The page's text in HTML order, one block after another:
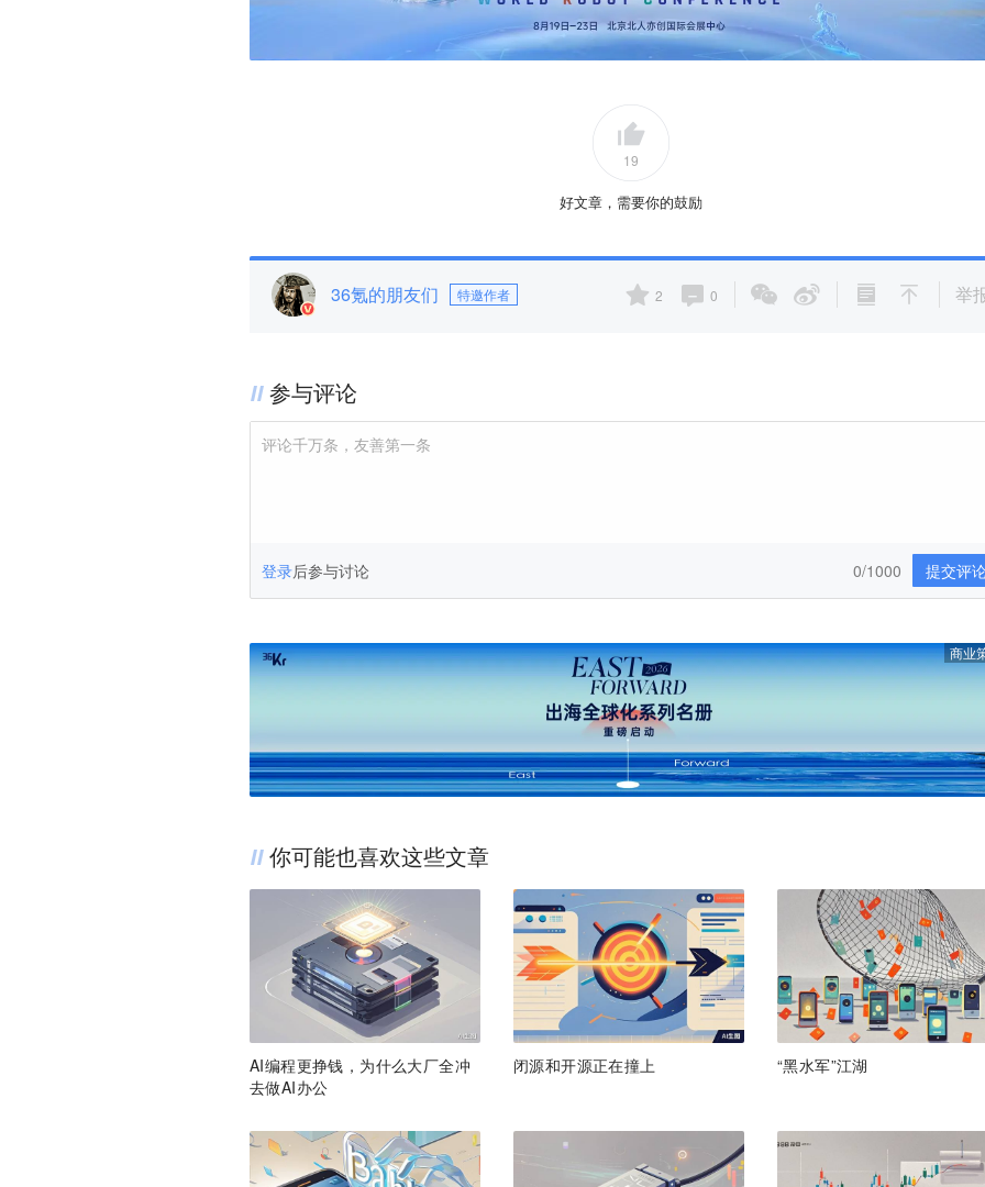
19
好文章，需要你的鼓励
36氪的朋友们 特邀作者 2 0 举
参与评论
评论千万条，友善第一条
登录后参与讨论 提交评
0/1000
商业
你可能也喜欢这些文章
AI编程更挣钱，为什么大厂全冲
去做AI办公
闭源和开源正在撞上 “黑水军”江湖